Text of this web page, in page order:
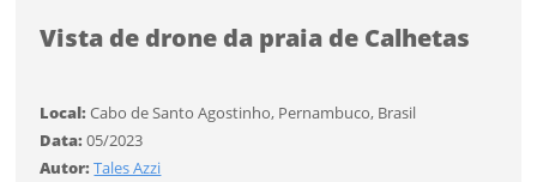
Vista de drone da praia de Calhetas
Local:Cabo de Santo Agostinho, Pernambuco, Brasil
Data:05/2023
Autor:Tales Azzi
Tamanho
CADASTRAR
Tipo de download